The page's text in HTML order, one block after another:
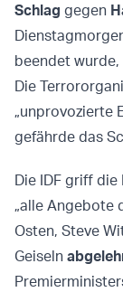
Schlag gegen
beendet
Die
„unprovozierte
gefährde das
Die IDF griff
„alle Angebote
Osten, Steve
Geiseln